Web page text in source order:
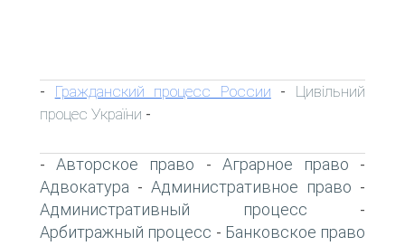
- Гражданский процесс России - Цивільний
процес України -
-Авторское право - Аграрное право -
Адвокатура - Административное право -
Административный процесс -
Арбитражный процесс - Банковское право